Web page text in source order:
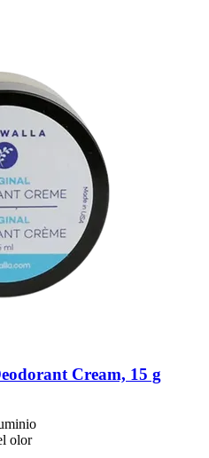
Cream, 15 g
olor